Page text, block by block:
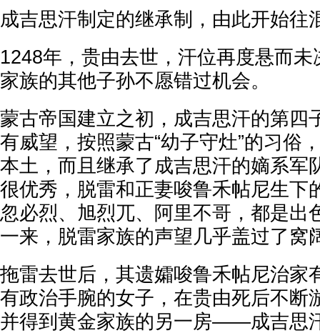
成吉思汗制定的继承制，由此开始往
1248年，贵由去世，汗位再度悬而
家族的其他子孙不愿错过机会。
蒙古帝国建立之初，成吉思汗的第四
有威望，按照蒙古“幼子守灶”的习俗
本土，而且继承了成吉思汗的嫡系军
很优秀，脱雷和正妻唆鲁禾帖尼生下
忽必烈、旭烈兀、阿里不哥，都是出
一来，脱雷家族的声望几乎盖过了窝
拖雷去世后，其遗孀唆鲁禾帖尼治家
有政治手腕的女子，在贵由死后不断
并得到黄金家族的另一房——成吉思